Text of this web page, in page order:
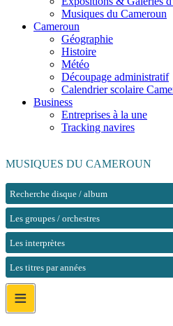
Musiques du Cameroun
Cameroun
Géographie
Histoire
Météo
Découpage administratif
Calendrier scolaire
Business
Entreprises à la une
Tracking navires
MUSIQUES DU CAMEROUN
Recherche disque / album
Les groupes / orchestres
Les interprètes
Les titres par années
≡